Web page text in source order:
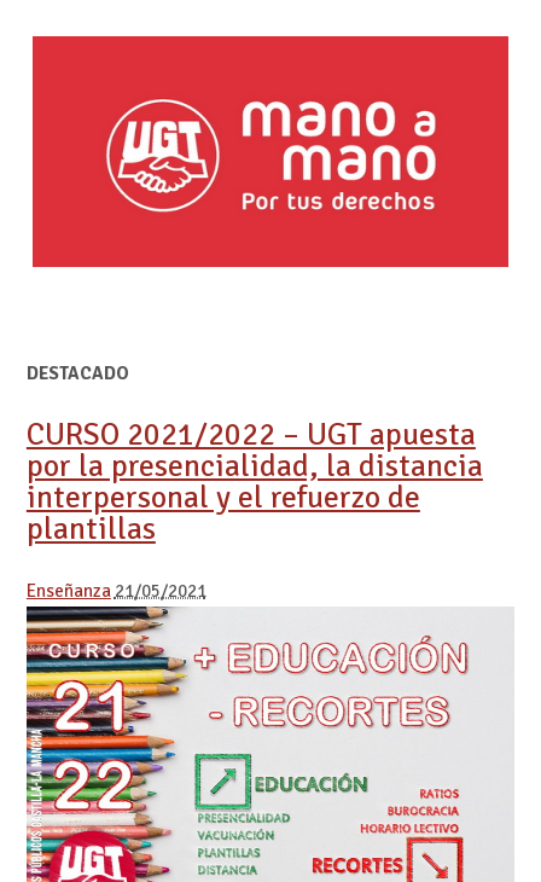
DESTACADO
CURSO 2021/2022 – UGT apuesta
por la presencialidad, la distancia
interpersonal y el refuerzo de
plantillas
Enseñanza 21/05/2021